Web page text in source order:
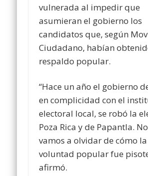
vulnerada al impedir que
asumieran el gobierno los
candidatos que, según
Ciudadano, habían
respaldo popular.
“Hace un año el gobierno
en complicidad con el
electoral local, se robó la
Poza Rica y de Papantla.
vamos a olvidar de cómo la
voluntad popular fue
afirmó.